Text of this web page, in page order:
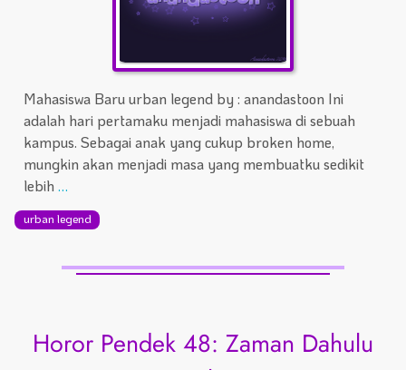
Mahasiswa Baru urban legend by : anandastoon Ini
adalah hari pertamaku menjadi mahasiswa di sebuah
kampus. Sebagai anak yang cukup broken home,
mungkin akan menjadi masa yang membuatku sedikit
lebih …
urban legend
Horor Pendek 48: Zaman Dahulu